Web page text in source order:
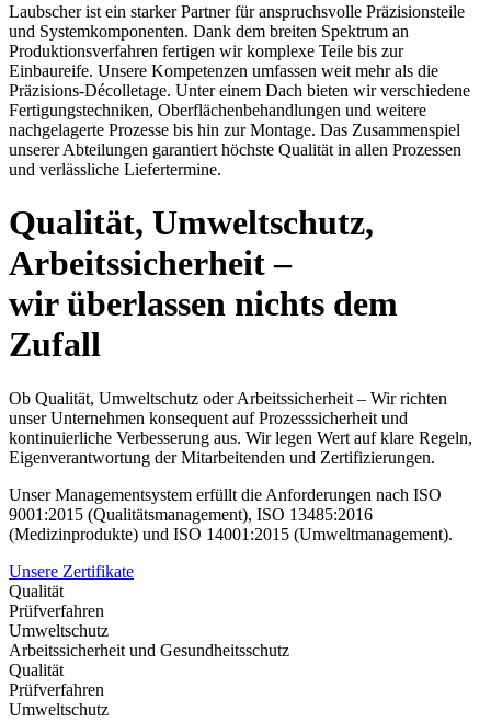
Laubscher ist ein starker Partner für anspruchsvolle Präzisionsteile
und Systemkomponenten. Dank dem breiten Spektrum an
Produktionsverfahren fertigen wir komplexe Teile bis zur
Einbaureife. Unsere Kompetenzen umfassen weit mehr als die
Präzisions-Décolletage. Unter einem Dach bieten wir verschiedene
Fertigungstechniken, Oberflächenbehandlungen und weitere
nachgelagerte Prozesse bis hin zur Montage. Das Zusammenspiel
unserer Abteilungen garantiert höchste Qualität in allen Prozessen
und verlässliche Liefertermine.
Qualität, Umweltschutz,
Arbeitssicherheit –
wir überlassen nichts dem
Zufall
Ob Qualität, Umweltschutz oder Arbeitssicherheit – Wir richten
unser Unternehmen konsequent auf Prozesssicherheit und
kontinuierliche Verbesserung aus. Wir legen Wert auf klare Regeln,
Eigenverantwortung der Mitarbeitenden und Zertifizierungen.
Unser Managementsystem erfüllt die Anforderungen nach ISO
9001:2015 (Qualitätsmanagement), ISO 13485:2016
(Medizinprodukte) und ISO 14001:2015 (Umweltmanagement).
Unsere Zertifikate
Qualität
Prüfverfahren
Umweltschutz
Arbeitssicherheit und Gesundheitsschutz
Qualität
Prüfverfahren
Umweltschutz